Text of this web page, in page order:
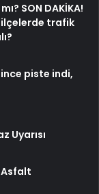
SON DAKİKA!
ilçelerde trafik
piste indi,
Uyarısı
Asfalt